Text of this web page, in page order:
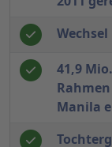
41,9
Manila